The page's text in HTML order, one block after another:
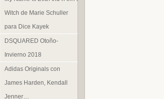
Witch de Marie Schuller
para Dice Kayek
DSQUARED Otoño-
Invierno 2018
Adidas Originals con
James Harden, Kendall
Jenner…